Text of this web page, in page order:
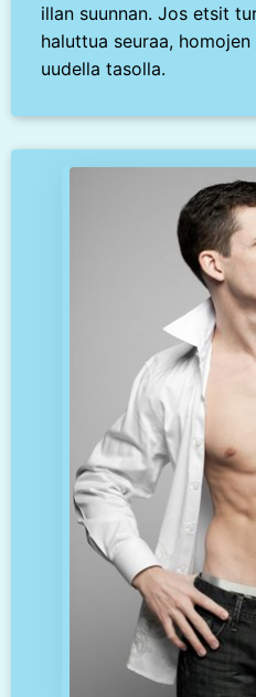
illan suunnan. Jos etsit
haluttua seuraa,
uudella tasolla.